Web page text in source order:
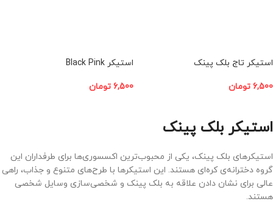
استیکر تاج بلک پینک
6,500 تومان
استیکر Black Pink
6,500 تومان
استیکر بلک پینک
استیکرهای بلک پینک، یکی از محبوب‌ترین اکسسوری‌ها برای طرفداران این
گروه دخترانه‌ی کره‌ای هستند. این استیکرها با طرح‌های متنوع و جذاب، راهی
عالی برای نشان دادن علاقه به بلک پینک و شخصی‌سازی وسایل شخصی
هستند.